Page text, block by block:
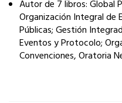
Autor de 7 libros: Global
Organización Integral de
Públicas; Gestión
Eventos y Protocolo;
Convenciones, Oratoria